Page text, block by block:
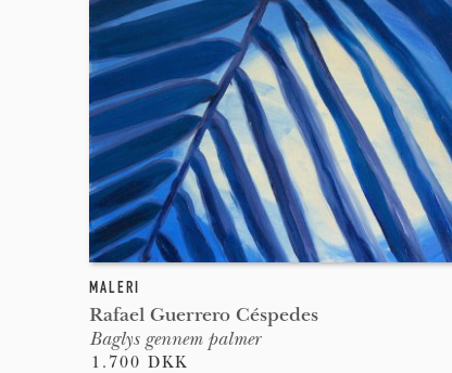
MALERI
Rafael Guerrero Céspedes
Baglys gennem palmer
1.700 DKK